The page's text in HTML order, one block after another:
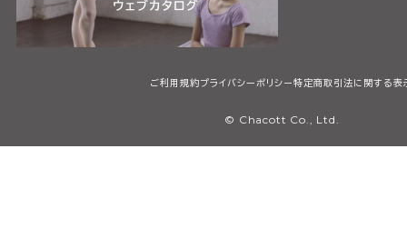
ご利用規約プライバシーポリシー特定商取引法に関する表
© Chacott Co., Ltd.